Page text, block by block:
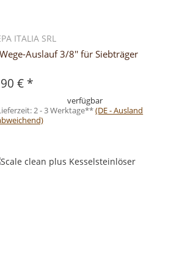
ITALIA SRL
Auslauf 3/8'' für Siebträger
€ *
verfügbar
2 - 3 Werktage**(DE - Ausland